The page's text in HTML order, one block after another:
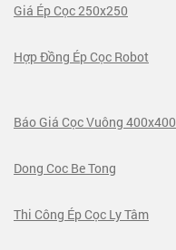
Giá Ép Cọc 250x250
Hợp Đồng Ép Cọc Robot
Báo Giá Cọc Vuông 400x400
Dong Coc Be Tong
Thi Công Ép Cọc Ly Tâm